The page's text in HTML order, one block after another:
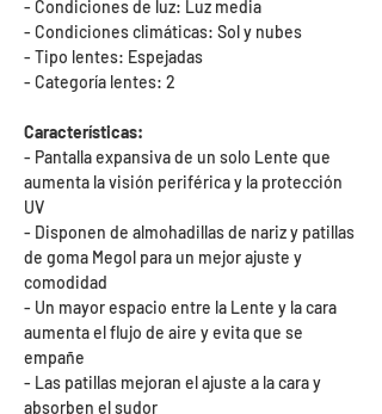
- Condiciones de luz: Luz media
- Condiciones climáticas: Sol y nubes
- Tipo lentes: Espejadas
- Categoría lentes: 2
Características:
- Pantalla expansiva de un solo Lente que
aumenta la visión periférica y la protección
UV
- Disponen de almohadillas de nariz y patillas
de goma Megol para un mejor ajuste y
comodidad
- Un mayor espacio entre la Lente y la cara
aumenta el flujo de aire y evita que se
empañe
- Las patillas mejoran el ajuste a la cara y
absorben el sudor